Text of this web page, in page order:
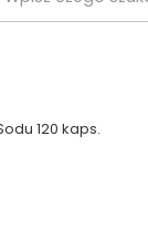
120 kaps.